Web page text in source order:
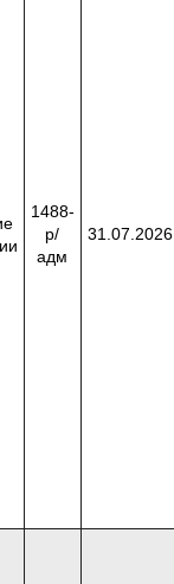
1488-
р/
адм
31.07.2026